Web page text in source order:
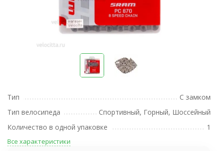
Тип
С замком
Тип велосипеда
Спортивный, Горный, Шоссейный
Количество в одной упаковке
1
Все характеристики